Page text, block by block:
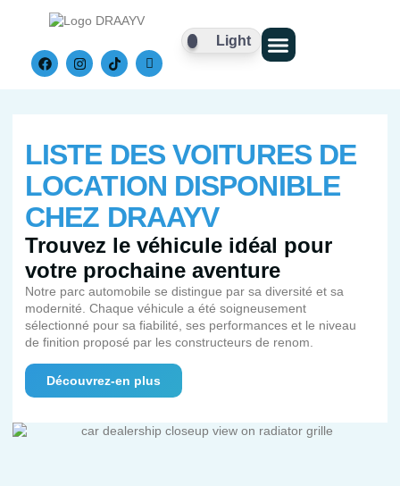
Light
LISTE DES VOITURES DE
LOCATION DISPONIBLE
CHEZ DRAAYV
Trouvez le véhicule idéal pour
votre prochaine aventure
Notre parc automobile se distingue par sa diversité et sa
modernité. Chaque véhicule a été soigneusement
sélectionné pour sa fiabilité, ses performances et le niveau
de finition proposé par les constructeurs de renom.
Découvrez-en plus